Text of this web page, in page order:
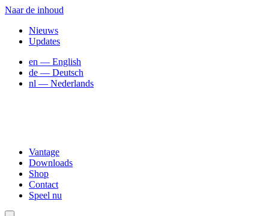
Naar de inhoud
Nieuws
Updates
en — English
de — Deutsch
nl — Nederlands
Vantage
Downloads
Shop
Contact
Speel nu